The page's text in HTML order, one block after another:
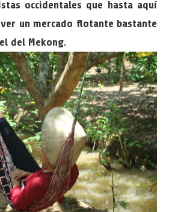
occidentales que hasta aquí
un mercado flotante bastante
del Mekong.